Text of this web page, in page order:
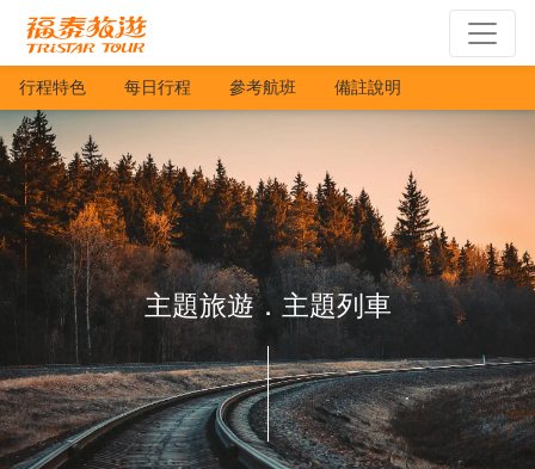
行程特色 每日行程 參考航班 備註說明
主題旅遊．主題列車